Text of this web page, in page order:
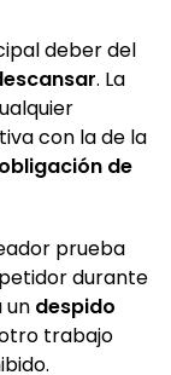
deber del
. La
con la de la
obligación de
prueba
durante
un despido
trabajo